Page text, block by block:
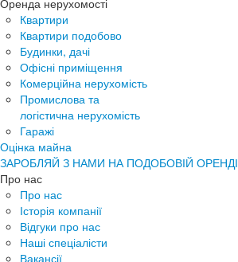
Оренда нерухомості
Квартири
Квартири подобово
Будинки, дачі
Офісні приміщення
Комерційна нерухомість
Промислова та
логістична нерухомість
Гаражі
Оцінка майна
ЗАРОБЛЯЙ З НАМИ НА ПОДОБОВІЙ ОРЕНДІ
Про нас
Про нас
Історія компанії
Відгуки про нас
Наші спеціалісти
Вакансії